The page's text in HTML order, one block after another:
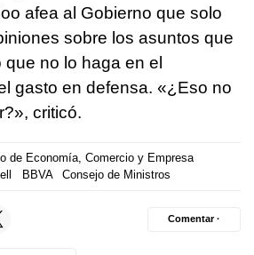
afea al Gobierno que solo
sobre los asuntos que
que no lo haga en el
gasto en defensa. «¿Eso no
criticó.
de Economía, Comercio y Empresa
BBVA Consejo de Ministros
Comentar ·